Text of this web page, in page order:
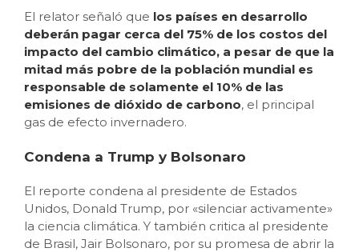
El relator señaló que los países en desarrollo
deberán pagar cerca del 75% de los costos del
impacto del cambio climático, a pesar de que la
mitad más pobre de la población mundial es
responsable de solamente el 10% de las
emisiones de dióxido de carbono, el principal
gas de efecto invernadero.
Condena a Trump y Bolsonaro
El reporte condena al presidente de Estados
Unidos, Donald Trump, por «silenciar activamente»
la ciencia climática. Y también critica al presidente
de Brasil, Jair Bolsonaro, por su promesa de abrir la